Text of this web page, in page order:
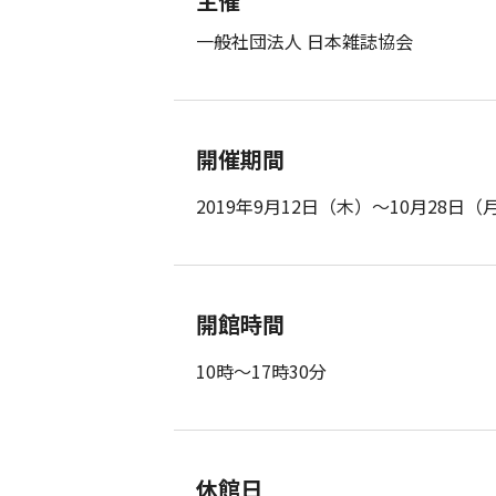
一般社団法人 日本雑誌協会
開催期間
2019年9月12日（木）～10月28日（
開館時間
10時～17時30分
休館日